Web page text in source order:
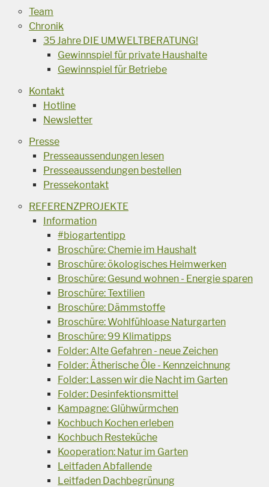
Team
Chronik
35 Jahre DIE UMWELTBERATUNG!
Gewinnspiel für private Haushalte
Gewinnspiel für Betriebe
Kontakt
Hotline
Newsletter
Presse
Presseaussendungen lesen
Presseaussendungen bestellen
Pressekontakt
REFERENZPROJEKTE
Information
#biogartentipp
Broschüre: Chemie im Haushalt
Broschüre: ökologisches Heimwerken
Broschüre: Gesund wohnen - Energie sparen
Broschüre: Textilien
Broschüre: Dämmstoffe
Broschüre: Wohlfühloase Naturgarten
Broschüre: 99 Klimatipps
Folder: Alte Gefahren - neue Zeichen
Folder: Ätherische Öle - Kennzeichnung
Folder: Lassen wir die Nacht im Garten
Folder: Desinfektionsmittel
Kampagne: Glühwürmchen
Kochbuch Kochen erleben
Kochbuch Resteküche
Kooperation: Natur im Garten
Leitfaden Abfallende
Leitfaden Dachbegrünung